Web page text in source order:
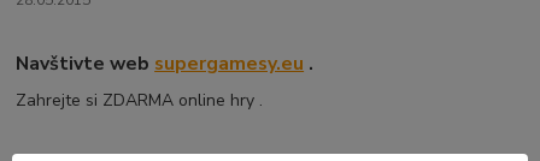
Navštivte web supergamesy.eu .
Zahrejte si ZDARMA online hry .